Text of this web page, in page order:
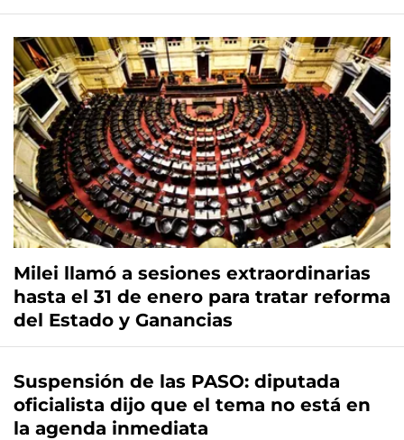
Milei llamó a sesiones extraordinarias
hasta el 31 de enero para tratar reforma
del Estado y Ganancias
Suspensión de las PASO: diputada
oficialista dijo que el tema no está en
la agenda inmediata